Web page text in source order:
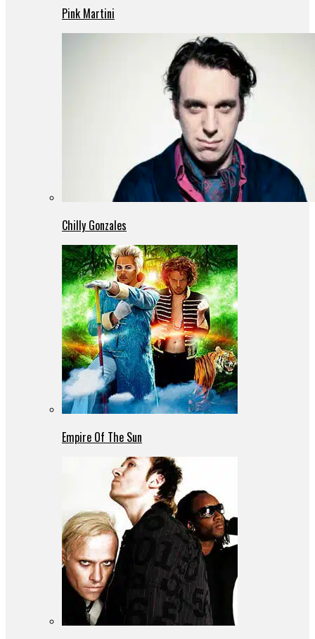
Pink Martini
Chilly Gonzales
Empire Of The Sun